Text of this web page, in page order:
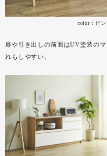
color：ピン
扉や引き出しの前面はUV塗装の
れもしやすい。